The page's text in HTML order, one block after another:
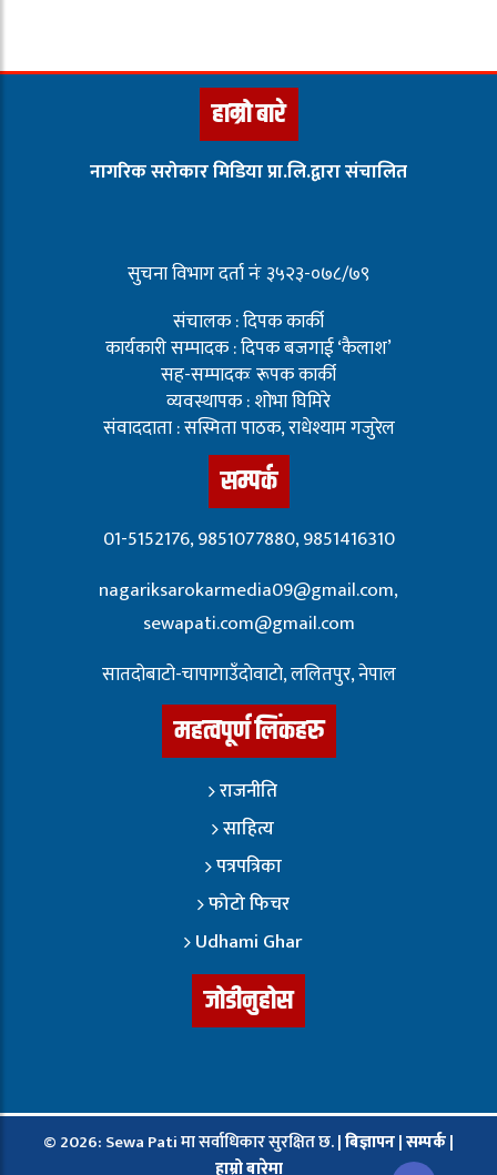
हाम्रो बारे
नागरिक सरोकार मिडिया प्रा.लि.द्वारा संचालित
सुचना विभाग दर्ता नंः ३५२३-०७८/७९
संचालक : दिपक कार्की
कार्यकारी सम्पादक : दिपक बजगाई ‘कैलाश’
सह-सम्पादकः रूपक कार्की
व्यवस्थापक : शोभा घिमिरे
संवाददाता : सस्मिता पाठक, राधेश्याम गजुरेल
सम्पर्क
01-5152176, 9851077880, 9851416310
nagariksarokarmedia09@gmail.com,
sewapati.com@gmail.com
सातदोबाटो-चापागाउँदाेवाटाे, ललितपुर, नेपाल
महत्वपूर्ण लिंकहरु
राजनीति
साहित्य
पत्रपत्रिका
फोटो फिचर
Udhami Ghar
जोडीनुहोस
© 2026: Sewa Pati मा सर्वाधिकार सुरक्षित छ. |बिज्ञापन|सम्पर्क|
हाम्रो बारेमा